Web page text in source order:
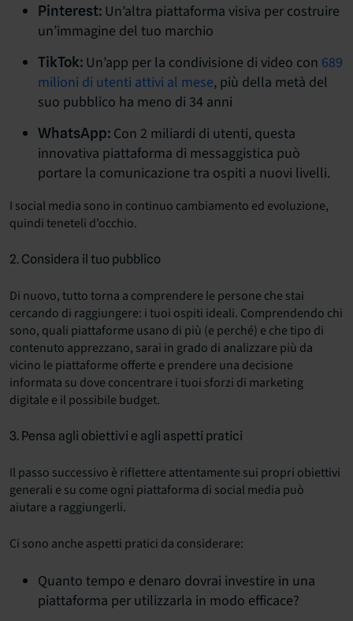
Pinterest: Un’altra piattaforma visiva per costruire
un’immagine del tuo marchio
TikTok: Un’app per la condivisione di video con 689
milioni di utenti attivi al mese, più della metà del
suo pubblico ha meno di 34 anni
WhatsApp: Con 2 miliardi di utenti, questa
innovativa piattaforma di messaggistica può
portare la comunicazione tra ospiti a nuovi livelli.
I social media sono in continuo cambiamento ed evoluzione,
quindi teneteli d’occhio.
2. Considera il tuo pubblico
Di nuovo, tutto torna a comprendere le persone che stai
cercando di raggiungere: i tuoi ospiti ideali. Comprendendo chi
sono, quali piattaforme usano di più (e perché) e che tipo di
contenuto apprezzano, sarai in grado di analizzare più da
vicino le piattaforme offerte e prendere una decisione
informata su dove concentrare i tuoi sforzi di marketing
digitale e il possibile budget.
3. Pensa agli obiettivi e agli aspetti pratici
Il passo successivo è riflettere attentamente sui propri obiettivi
generali e su come ogni piattaforma di social media può
aiutare a raggiungerli.
Ci sono anche aspetti pratici da considerare:
Quanto tempo e denaro dovrai investire in una
piattaforma per utilizzarla in modo efficace?